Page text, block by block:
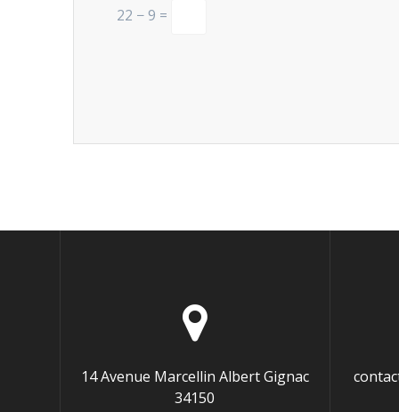
22 − 9 =
14 Avenue Marcellin Albert Gignac
34150